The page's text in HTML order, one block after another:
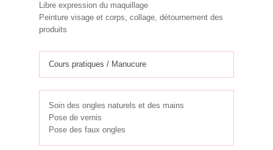
Libre expression du maquillage
Peinture visage et corps, collage, détournement des
produits
Cours pratiques / Manucure
Soin des ongles naturels et des mains
Pose de vernis
Pose des faux ongles